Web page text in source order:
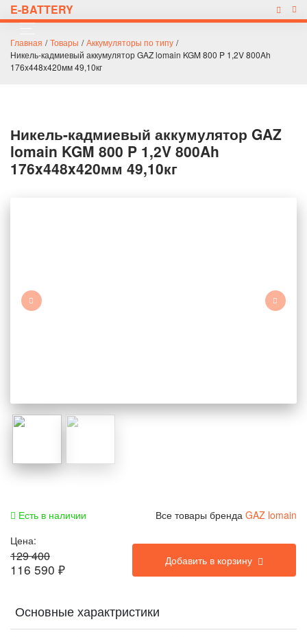
E-BATTERY
Главная / Товары / Аккумуляторы по типу /
Никель-кадмиевый аккумулятор GAZ lomain KGM 800 P 1,2V 800Ah
176x448x420мм 49,10кг
Никель-кадмиевый аккумулятор GAZ
lomain KGM 800 P 1,2V 800Ah
176x448x420мм 49,10кг
Есть в наличии Все товары бренда GAZ lomain
Цена:
129 400
116 590 ₽
Добавить в корзину
Основные характристики